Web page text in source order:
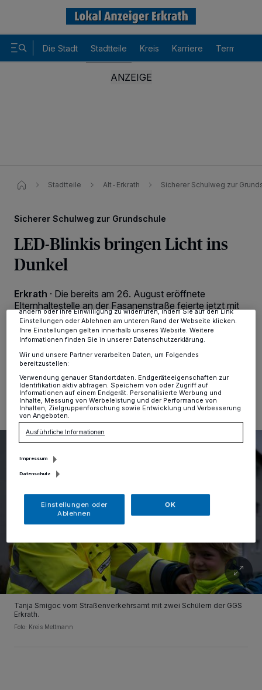
Die Stadt Stadtteile Kreis Karriere Termine
Stadtteile Alt-Erkrath Sicherer Schulweg zur
Sicherer Schulweg zur Grundschule
LED-Blinkis bringen Licht ins
Dunkel
Erkrath · Die bereits am 26. August eröffnete
Elternhaltestelle an der Fasanenstraße feierte jetzt mit
einer besonderen Aktion zu Beginn der dunklen
Jahreszeit einen weiteren Höhepunkt.
30.10.2024 , 14:57 Uhr Eine Minute Lesezeit
Tanja Smigoc vom Straßenverkehrsamt mit zwei Schülern der GGS
Erkrath.
Foto: Kreis Mettmann
Wir und unsere 218-Partner speichern und greifen auf
personenbezogene Daten wie Browserdaten oder eindeutige
Kennungen auf Ihrem Gerät zu. Durch Auswahl von OK aktivieren Sie
Tracking-Technologien für die unter „Wir und unsere Partner
Anzeigen möglicherweise nicht mehr so relevant für Sie. Sie können
dieses Menü jederzeit wieder aufrufen, um Ihre Einstellungen zu
ändern oder Ihre Einwilligung zu widerrufen, indem Sie auf den Link
Einstellungen oder Ablehnen am unteren Rand der Webseite klicken.
Ihre Einstellungen gelten innerhalb unseres Website. Weitere
Informationen finden Sie in unserer Datenschutzerklärung.
Wir und unsere Partner verarbeiten Daten, um Folgendes
bereitzustellen:
Verwendung genauer Standortdaten. Endgeräteeigenschaften zur
Identifikation aktiv abfragen. Speichern von oder Zugriff auf
Informationen auf einem Endgerät. Personalisierte Werbung und
Inhalte, Messung von Werbeleistung und der Performance von
Inhalten, Zielgruppenforschung sowie Entwicklung und Verbesserung
von Angeboten.
Ausführliche Informationen
Impressum
Datenschutz
Einstellungen oder
Ablehnen
OK